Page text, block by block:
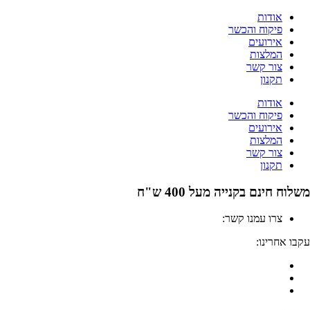
לתוכן
אודות
פיקוח והכשר
אירועים
המלצות
צור קשר
תקנון
אודות
פיקוח והכשר
אירועים
המלצות
צור קשר
תקנון
משלוח חינם בקנייה מעל 400 ש"ח
צרו עמנו קשר:
עקבו אחרינו: